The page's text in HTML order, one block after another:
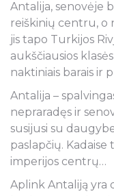
Antalija, senovėje
reiškinių centru, o
jis tapo Turkijos
aukščiausios
naktiniais barais ir
Antalija –
nepraradęs ir
susijusi su
paslapčių. Kadaise
imperijos centrų…
Aplink Antaliją